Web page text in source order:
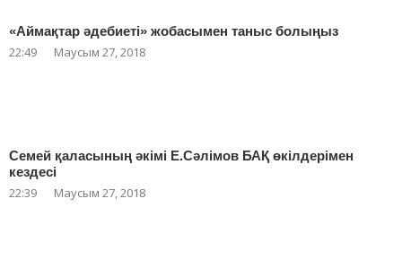
«Аймақтар әдебиеті» жобасымен таныс болыңыз
22:49 Маусым 27, 2018
Семей қаласының әкімі Е.Сәлімов БАҚ өкілдерімен
кездесі
22:39 Маусым 27, 2018